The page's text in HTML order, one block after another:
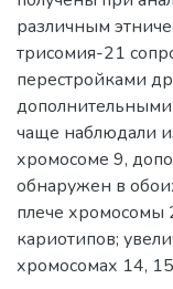
различным
трисомия-21
перестройками
чаще наблюдали
хромосоме 9,
обнаружен в
плече хромосомы
кариотипов;
хромосомах 14,